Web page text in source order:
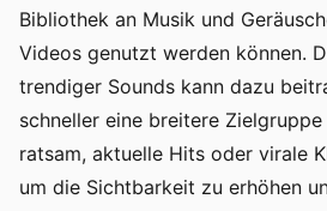
Bibliothek an Musik und
Videos genutzt werden können.
trendiger Sounds kann dazu
schneller eine breitere
ratsam, aktuelle Hits oder virale
um die Sichtbarkeit zu erhöhen